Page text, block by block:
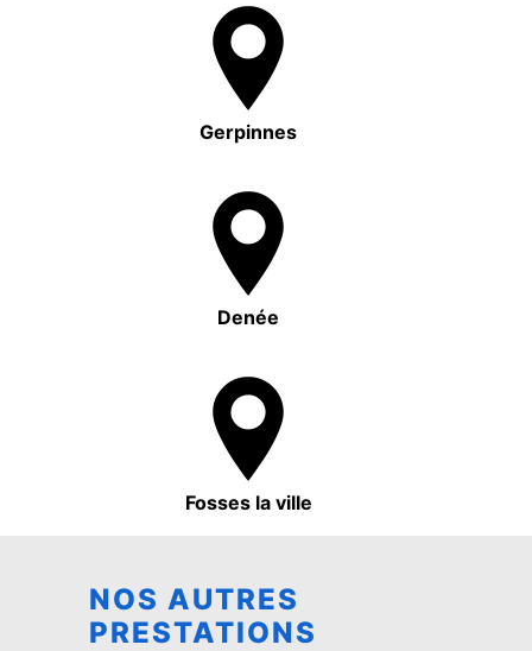
Gerpinnes
Denée
Fosses la ville
NOS AUTRES
PRESTATIONS